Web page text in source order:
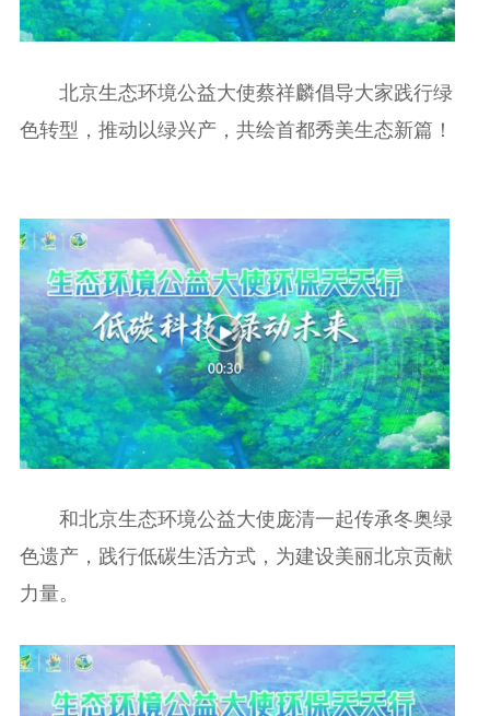
北京生态环境公益大使蔡祥麟倡导大家践行绿
色转型，推动以绿兴产，共绘首都秀美生态新篇！
和北京生态环境公益大使庞清一起传承冬奥绿
色遗产，践行低碳生活方式，为建设美丽北京贡献
力量。